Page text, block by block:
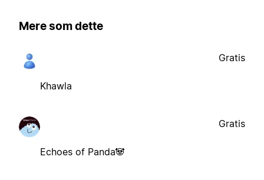
Mere som dette
Khawla
Gratis
Echoes of Panda🐼
Gratis